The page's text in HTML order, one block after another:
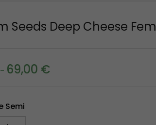
Seeds Deep Cheese Fem
- 69,00 €
Semi